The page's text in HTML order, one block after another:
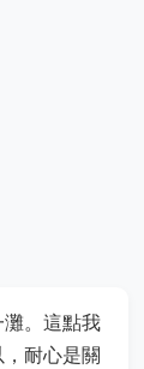
。這點我
耐心是關